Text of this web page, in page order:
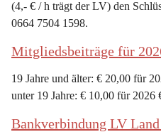
(4,- € / h trägt der LV) den
0664 7504 1598.
Mitgliedsbeiträge für
19 Jahre und älter: € 20,00 für
unter 19 Jahre: € 10,00 für
Bankverbindung LV